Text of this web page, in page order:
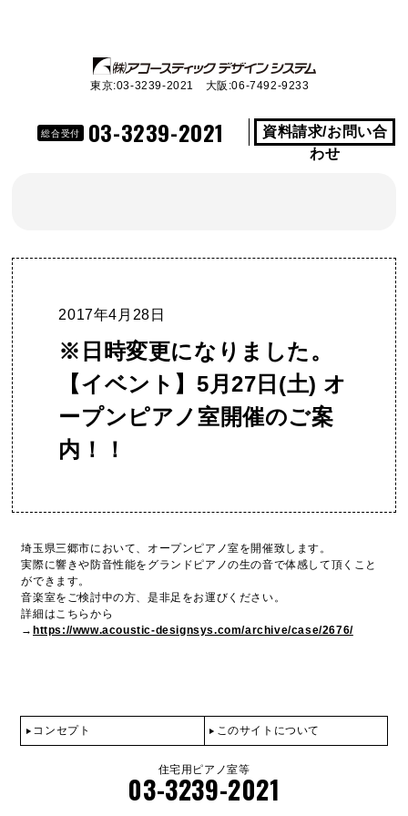
東京:03-3239-2021 大阪:06-7492-9233
総合受付 03-3239-2021
資料請求/お問い合
わせ
2017年4月28日
※日時変更になりました。
【イベント】5月27日(土) オ
ープンピアノ室開催のご案
内！！
埼玉県三郷市において、オープンピアノ室を開催致します。
実際に響きや防音性能をグランドピアノの生の音で体感して頂くこと
ができます。
音楽室をご検討中の方、是非足をお運びください。
詳細はこちらから
→ https://www.acoustic-designsys.com/archive/case/2676/
コンセプト このサイトについて
住宅用ピアノ室等
03-3239-2021